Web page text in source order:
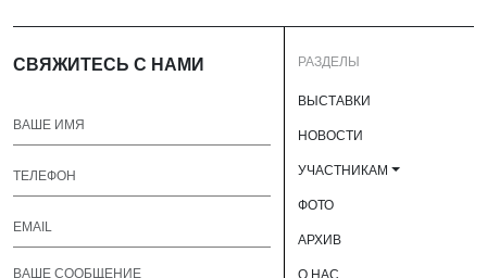
СВЯЖИТЕСЬ С НАМИ РАЗДЕЛЫ
ВЫСТАВКИ
НОВОСТИ
УЧАСТНИКАМ
ФОТО
АРХИВ
О НАС